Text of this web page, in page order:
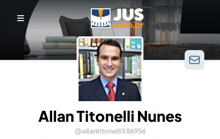
Allan Titonelli Nunes
allantitonelli586956